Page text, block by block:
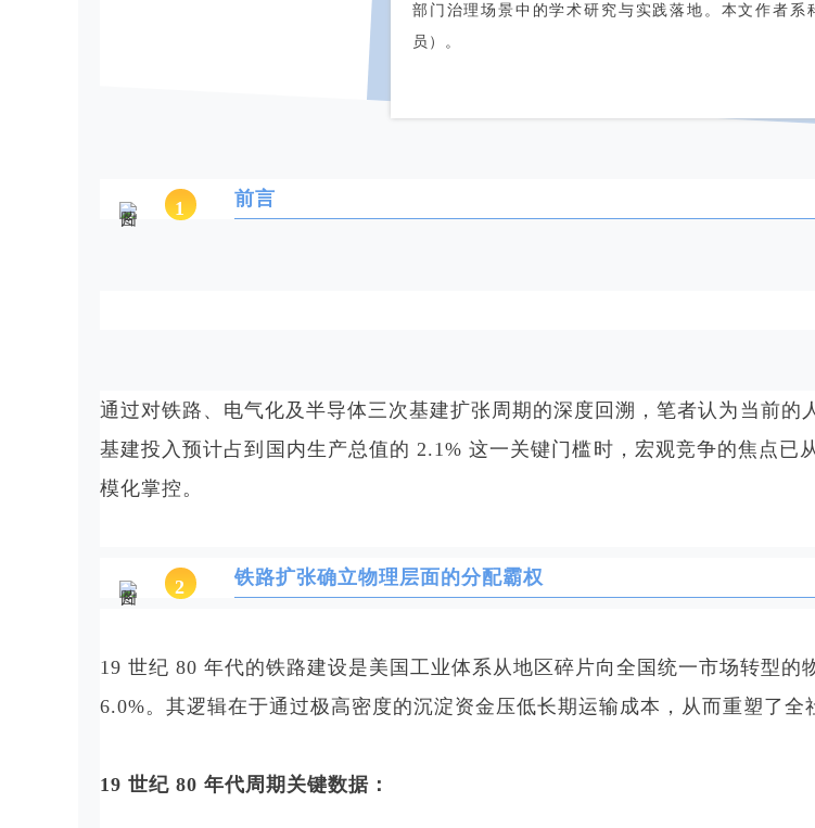
部门治理场景中的学术研究与实践落地。本文作者系
员）。
1 前言
通过对铁路、电气化及半导体三次基建扩张周期的深度回溯，笔者认为当前
基建投入预计占到国内生产总值的 2.1% 这一关键门槛时，宏观竞争的焦点
模化掌控。
2 铁路扩张确立物理层面的分配霸权
19 世纪 80 年代的铁路建设是美国工业体系从地区碎片向全国统一市场转型
6.0%。其逻辑在于通过极高密度的沉淀资金压低长期运输成本，从而重塑了全
19 世纪 80 年代周期关键数据：